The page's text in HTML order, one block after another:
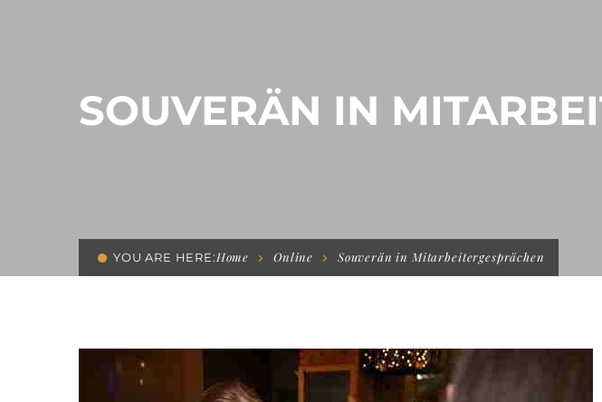
SOUVERÄN IN
YOU ARE HERE:Home Online Souverän in Mitarbeitergesprächen